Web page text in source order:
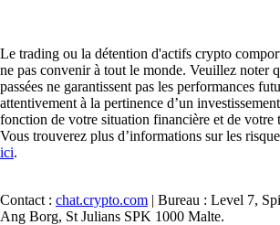
Le trading ou la détention d'actifs crypto
ne pas convenir à tout le monde. Veuillez noter
passées ne garantissent pas les performances
attentivement à la pertinence d’un
fonction de votre situation financière et de votre
Vous trouverez plus d’informations sur les
ici.
Contact : chat.crypto.com | Bureau : Level 7,
Ang Borg, St Julians SPK 1000 Malte.